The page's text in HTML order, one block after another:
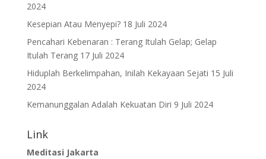
2024
Kesepian Atau Menyepi? 18 Juli 2024
Pencahari Kebenaran : Terang Itulah Gelap; Gelap
Itulah Terang 17 Juli 2024
Hiduplah Berkelimpahan, Inilah Kekayaan Sejati 15 Juli
2024
Kemanunggalan Adalah Kekuatan Diri 9 Juli 2024
Link
Meditasi Jakarta